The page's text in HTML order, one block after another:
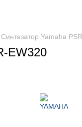
Синтезатор Yamaha
EW320